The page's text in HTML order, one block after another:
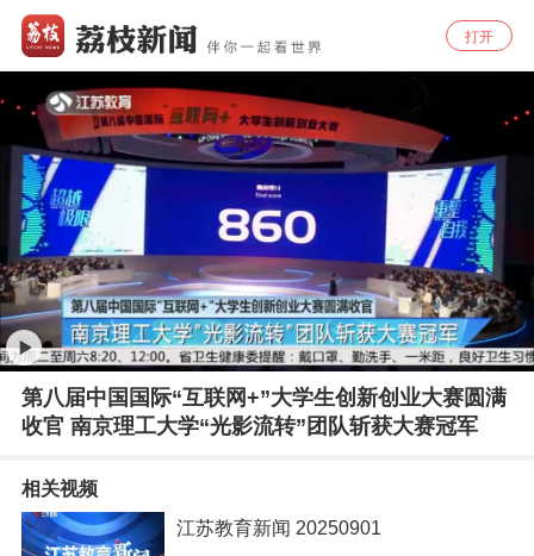
打开
第八届中国国际“互联网+”大学生创新创业大赛圆满
收官 南京理工大学“光影流转”团队斩获大赛冠军
相关视频
江苏教育新闻 20250901